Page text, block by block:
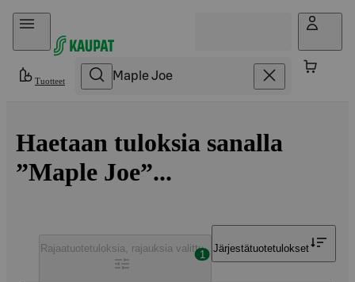
Hyppää sisältöön
Tuotteet
Haetaan tuloksia sanalla
”Maple Joe”...
Rajaatuotetuloksia, rajauksia valittu
1
Järjestätuotetulokset